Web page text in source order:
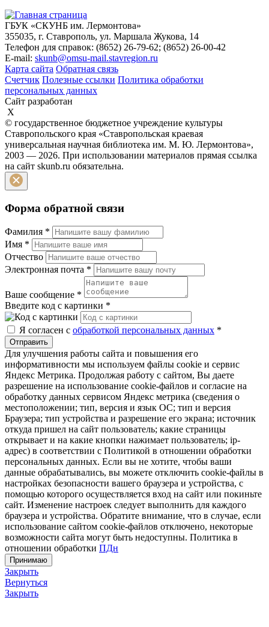
ГБУК «СКУНБ им. Лермонтова»
355035, г. Ставрополь, ул. Маршала Жукова, 14
Телефон для справок: (8652) 26-79-62; (8652) 26-00-42
E-mail: skunb@omsu-mail.stavregion.ru
Карта сайта Обратная связь
Счетчик Полезные ссылки Политика обработки
персональных данных
Сайт разработан
X
© государственное бюджетное учреждение культуры
Ставропольского края «Ставропольская краевая
универсальная научная библиотека им. М. Ю. Лермонтова»,
2003 — 2026. При использовании материалов прямая ссылка
на сайт skunb.ru обязательна.
Форма обратной связи
Фамилия *
Имя *
Отчество
Электронная почта *
Ваше сообщение *
Введите код с картинки *
Я согласен с обработкой персональных данных *
Отправить
Для улучшения работы сайта и повышения его
информативности мы используем файлы cookie и сервис
Яндекс Метрика. Продолжая работу с сайтом, Вы даете
разрешение на использование cookie-файлов и согласие на
обработку данных сервисом Яндекс метрика (сведения о
местоположении; тип, версия и язык ОС; тип и версия
Браузера; тип устройства и разрешение его экрана; источник
откуда пришел на сайт пользователь; какие страницы
открывает и на какие кнопки нажимает пользователь; ip-
адрес) в соответствии с Политикой в отношении обработки
персональных данных. Если вы не хотите, чтобы ваши
данные обрабатывались, вы можете отключить cookie-файлы в
настройках безопасности вашего браузера и устройства, с
помощью которого осуществляется вход на сайт или покиньте
сайт. Изменение настроек следует выполнить для каждого
браузера и устройства. Обратите внимание, что в случае, если
использование сайтом cookie-файлов отключено, некоторые
возможности сайта могут быть недоступны. Политика в
отношении обработки ПДн
Принимаю
Закрыть
Вернуться
Закрыть